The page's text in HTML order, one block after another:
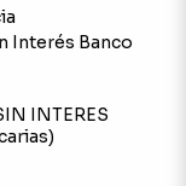
Interés Banco
INTERES